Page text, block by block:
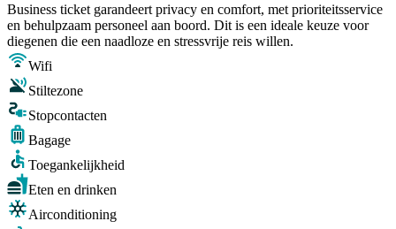
Business ticket garandeert privacy en comfort, met prioriteitsservice
en behulpzaam personeel aan boord. Dit is een ideale keuze voor
diegenen die een naadloze en stressvrije reis willen.
Wifi
Stiltezone
Stopcontacten
Bagage
Toegankelijkheid
Eten en drinken
Airconditioning